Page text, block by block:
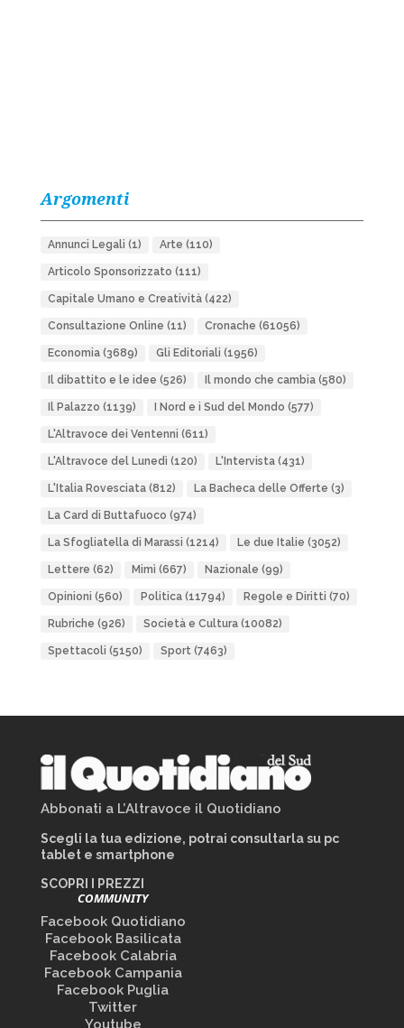
Argomenti
Annunci Legali (1) Arte (110)
Articolo Sponsorizzato (111)
Capitale Umano e Creatività(422)
Consultazione Online (11) Cronache (61056)
Economia(3689) Gli Editoriali (1956)
Il dibattito e le idee (526) Il mondo che cambia(580)
Il Palazzo (1139) I Nord e i Sud del Mondo (577)
L'Altravoce dei Ventenni (611)
L'Altravoce del Lunedì (120) L'Intervista(431)
L'Italia Rovesciata(812) La Bacheca delle Offerte (3)
La Card di Buttafuoco (974)
La Sfogliatella di Marassi (1214) Le due Italie (3052)
Lettere (62) Mimì (667) Nazionale (99)
Opinioni (560) Politica(11794) Regole e Diritti (70)
Rubriche (926) Società e Cultura(10082)
Spettacoli (5150) Sport(7463)
Abbonati a L’Altravoce il Quotidiano
Scegli la tua edizione, potrai consultarla su pc
tablet e smartphone
SCOPRI I PREZZI
COMMUNITY
Facebook Quotidiano
Facebook Basilicata
Facebook Calabria
Facebook Campania
Facebook Puglia
Twitter
Youtube